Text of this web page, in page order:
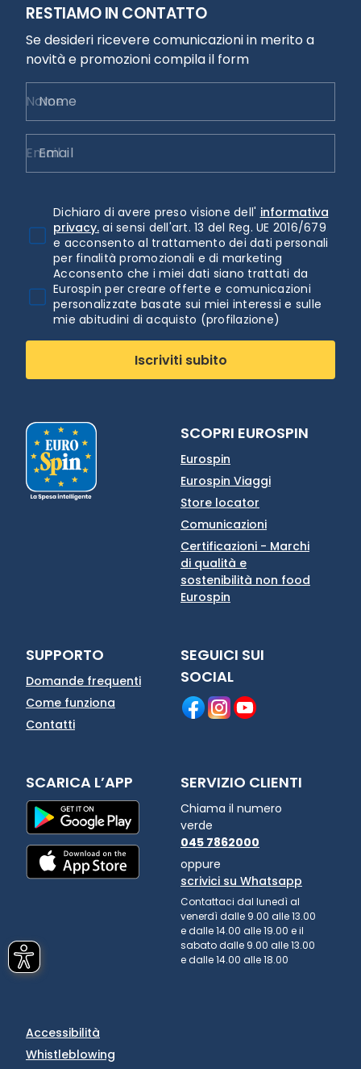
RESTIAMO IN CONTATTO
Se desideri ricevere comunicazioni in merito a
novità e promozioni compila il form
Nome
Email
Dichiaro di avere preso visione dell' informativa
privacy. ai sensi dell'art. 13 del Reg. UE 2016/679
e acconsento al trattamento dei dati personali
per finalità promozionali e di marketing
Acconsento che i miei dati siano trattati da
Eurospin per creare offerte e comunicazioni
personalizzate basate sui miei interessi e sulle
mie abitudini di acquisto (profilazione)
Iscriviti subito
SCOPRI EUROSPIN
Eurospin
Eurospin Viaggi
Store locator
Comunicazioni
Certificazioni - Marchi
di qualità e
sostenibilità non food
Eurospin
SUPPORTO
Domande frequenti
Come funziona
Contatti
SEGUICI SUI
SOCIAL
SCARICA L’APP SERVIZIO CLIENTI
Chiama il numero
verde
045 7862000
oppure
scrivici su Whatsapp
Contattaci dal lunedì al
venerdì dalle 9.00 alle 13.00
e dalle 14.00 alle 19.00 e il
sabato dalle 9.00 alle 13.00
e dalle 14.00 alle 18.00
Accessibilità
Whistleblowing